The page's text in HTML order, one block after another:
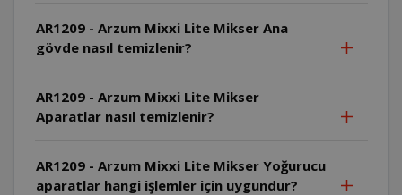
AR1209 - Arzum Mixxi Lite Mikser Ana
gövde nasıl temizlenir?
AR1209 - Arzum Mixxi Lite Mikser
Aparatlar nasıl temizlenir?
AR1209 - Arzum Mixxi Lite Mikser Yoğurucu
aparatlar hangi işlemler için uygundur?